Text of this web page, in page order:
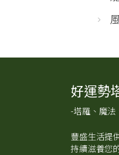
好運勢
-塔羅、魔法
豐盛生活提
持續滋養您